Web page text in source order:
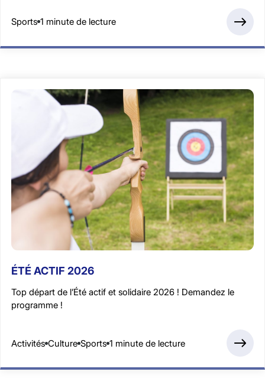
Sports 1 minute de lecture
ÉTÉ ACTIF 2026
Top départ de l’Été actif et solidaire 2026 ! Demandez le
programme !
Activités Culture Sports 1 minute de lecture